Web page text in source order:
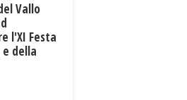
Vallo
l'XI Festa
e della